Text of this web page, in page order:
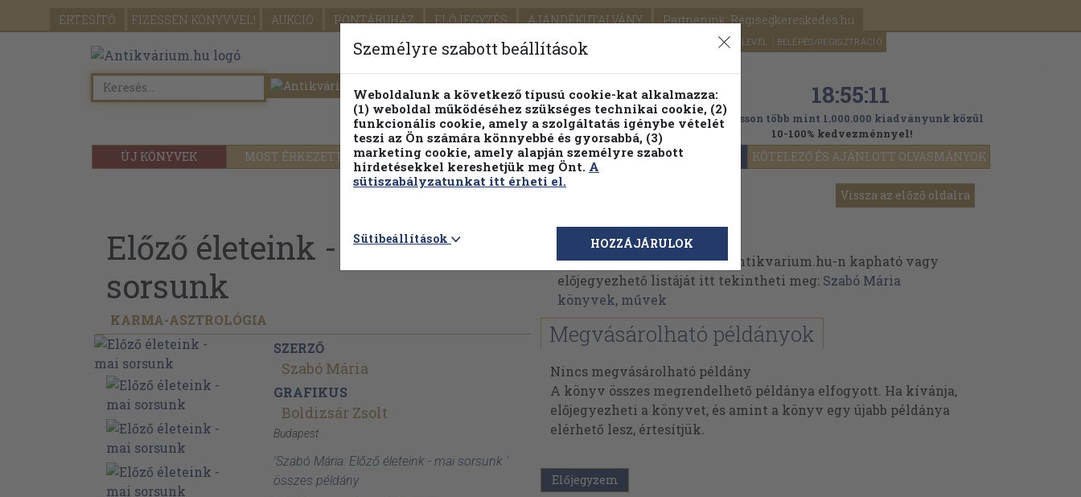
ÉRTESÍTŐ FIZESSEN KÖNYVVEL! AUKCIÓ PONTÁRUHÁZ ELŐJEGYZÉS AJÁNDÉKUTALVÁNY Partnerünk: Régiségkereskedés.hu
SEGÍTSÉG HÍRLEVÉL BELÉPÉS/REGISZTRÁCIÓ
ÚJ KÖNYVEK MOST ÉRKEZETT PILLANATNYI ÁRAINK FENNTARTHATÓ OLVASMÁNYOK KÖTELEZŐ ÉS AJÁNLOTT OLVASMÁNYOK
Részletes kereső Témaköri fa 18:55:10
Válogasson több mint 1.000.000 kiadványunk közül
10-100% kedvezménnyel!
Vissza az előző oldalra
Előző életeink - mai
sorsunk
KARMA-ASZTROLÓGIA
SZERZŐ
Szabó Mária
GRAFIKUS
Boldizsár Zsolt
Budapest
'Szabó Mária: Előző életeink - mai sorsunk '
összes példány
Szabó Mária
Szabó Mária műveinek az Antikvarium.hu-n kapható vagy
előjegyezhető listáját itt tekintheti meg: Szabó Mária
könyvek, művek
Megvásárolható példányok
Nincs megvásárolható példány
A könyv összes megrendelhető példánya elfogyott. Ha kívánja,
előjegyezheti a könyvet, és amint a könyv egy újabb példánya
elérhető lesz, értesítjük.
Előjegyzem
Személyre szabott beállítások
Weboldalunk a következő típusú cookie-kat alkalmazza:
(1) weboldal működéséhez szükséges technikai cookie, (2)
funkcionális cookie, amely a szolgáltatás igénybe vételét
teszi az Ön számára könnyebbé és gyorsabbá, (3)
marketing cookie, amely alapján személyre szabott
hirdetésekkel kereshetjük meg Önt. A
sütiszabályzatunkat itt érheti el.
Sütibeállítások HOZZÁJÁRULOK